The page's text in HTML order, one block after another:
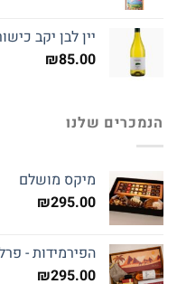
יין לבן יקב
₪85.00
הנמכרים שלנו
מיקס מושלם
₪295.00
הפירמידות -
₪295.00